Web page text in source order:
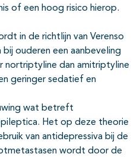
of een hoog risico hierop.
in de richtlijn van Verenso
ouderen een aanbeveling
nortriptyline dan amitriptyline
geringer sedatief en
wat betreft
Het op deze theorie
van antidepressiva bij de
wordt door de